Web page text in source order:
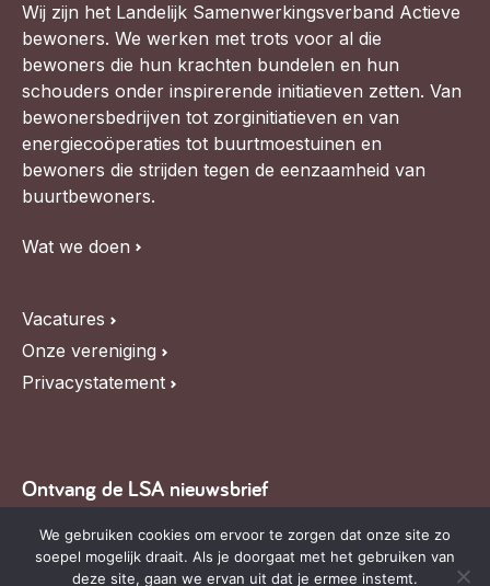
Wij zijn het Landelijk Samenwerkingsverband Actieve
bewoners. We werken met trots voor al die
bewoners die hun krachten bundelen en hun
schouders onder inspirerende initiatieven zetten. Van
bewonersbedrijven tot zorginitiatieven en van
energiecoöperaties tot buurtmoestuinen en
bewoners die strijden tegen de eenzaamheid van
buurtbewoners.
Wat we doen
Vacatures
Onze vereniging
Privacystatement
Ontvang de LSA nieuwsbrief
Blijf op de hoogte van LSA nieuws, de agenda en
relevante ontwikkelingen,schrijf je in voor onze
We gebruiken cookies om ervoor te zorgen dat onze site zo
soepel mogelijk draait. Als je doorgaat met het gebruiken van
deze site, gaan we ervan uit dat je ermee instemt.